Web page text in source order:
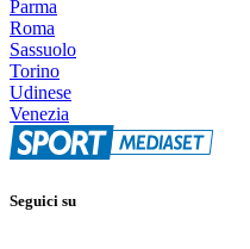
Parma
Roma
Sassuolo
Torino
Udinese
Venezia
Seguici su